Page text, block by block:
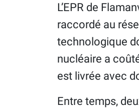
L’EPR de
raccordé au
technologique
nucléaire a
est livrée avec
Entre temps,